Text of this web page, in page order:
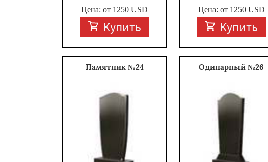
Цена: от 1250 USD
Купить
Цена: от 1250USD
Купить
Памятник №24 Одинарный №26